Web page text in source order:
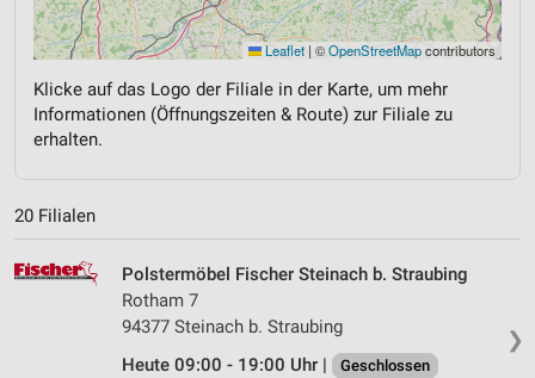
Leaflet | ©OpenStreetMapcontributors
Klicke auf das Logo der Filiale in der Karte, um mehr
Informationen (Öffnungszeiten & Route) zur Filiale zu
erhalten.
20 Filialen
❯
Polstermöbel Fischer Steinach b. Straubing
Rotham 7
94377 Steinach b. Straubing
Heute 09:00 - 19:00 Uhr |
Geschlossen